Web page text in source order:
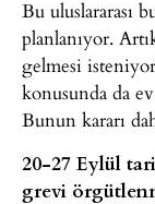
Bu uluslararası
planlanıyor.
gelmesi
konusunda da
Bunun kararı
20-27 Eylül
grevi